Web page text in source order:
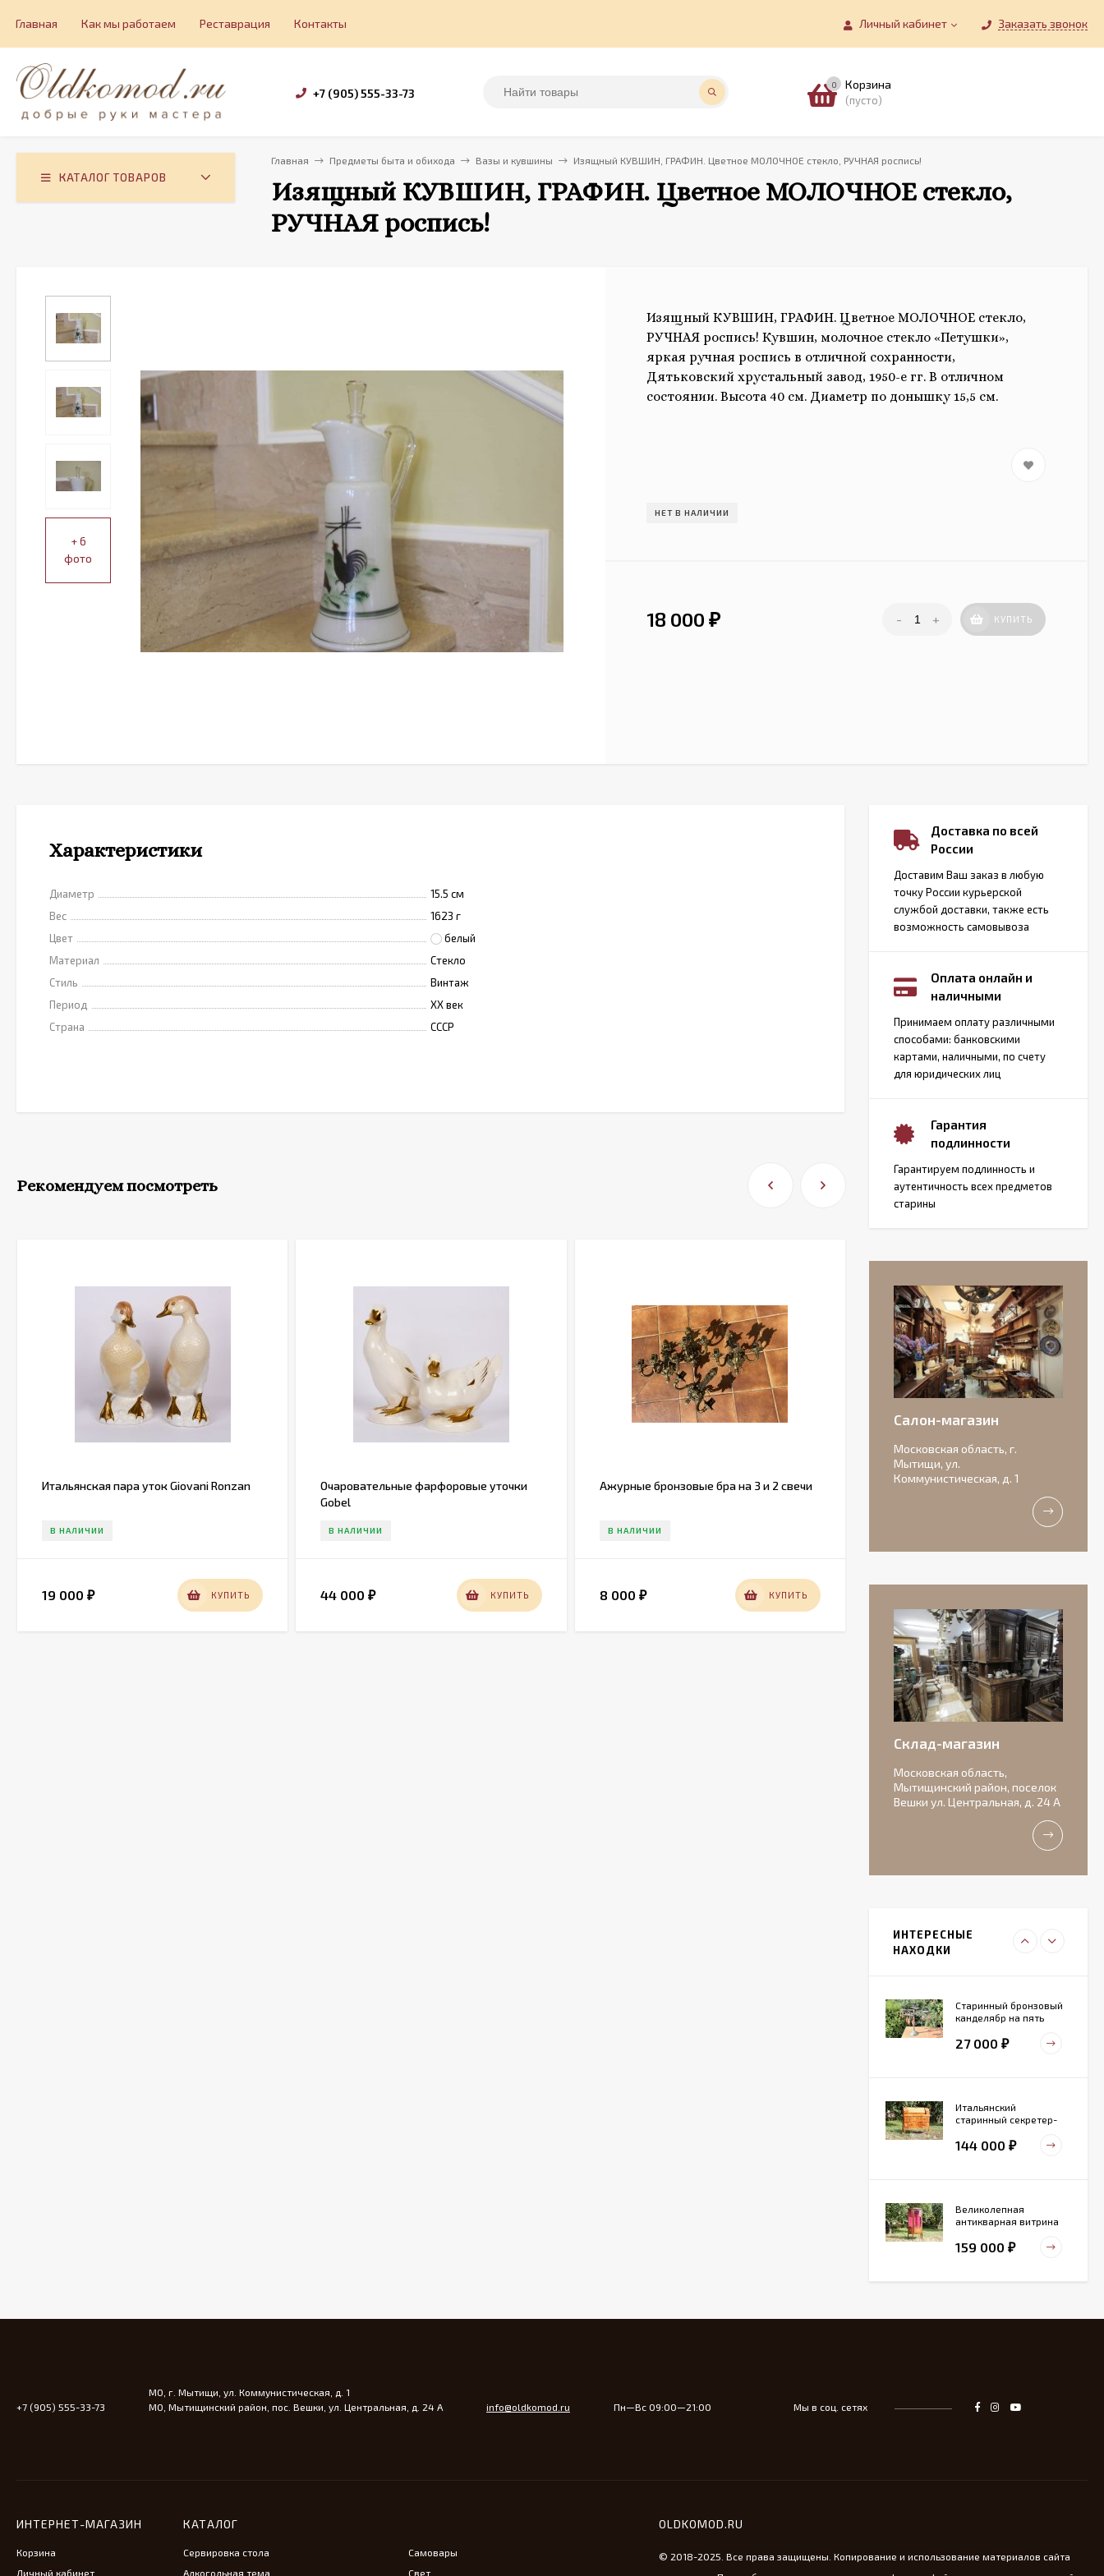
Личный кабинет Заказать звонок
Главная Как мы работаем Реставрация Контакты
+7 (905) 555-33-73
0 Корзина
(пусто)
КАТАЛОГ ТОВАРОВ
Главная Предметы быта и обихода Вазы и кувшины Изящный КУВШИН, ГРАФИН. Цветное МОЛОЧНОЕ стекло, РУЧНАЯ роспись!
Изящный КУВШИН, ГРАФИН. Цветное МОЛОЧНОЕ стекло,
РУЧНАЯ роспись!
+ 6
фото
Изящный КУВШИН, ГРАФИН. Цветное МОЛОЧНОЕ стекло,
РУЧНАЯ роспись!Кувшин, молочное стекло «Петушки»,
яркая ручная роспись в отличной сохранности,
Дятьковский хрустальный завод, 1950-е гг. В отличном
состоянии. Высота 40 см. Диаметр по донышку 15,5 см.
НЕТ В НАЛИЧИИ
18 000₽ - + КУПИТЬ
Характеристики
Диаметр
15.5 см
Вес
1623 г
Цвет
белый
Материал
Стекло
Стиль
Винтаж
Период
XX век
Страна
СССР
Рекомендуем посмотреть
Итальянская пара уток Giovani Ronzan
В НАЛИЧИИ
19 000 ₽ КУПИТЬ
Очаровательные фарфоровые уточки
Gobel
В НАЛИЧИИ
44 000₽ КУПИТЬ
Ажурные бронзовые бра на 3 и 2 свечи
В НАЛИЧИИ
8 000 ₽ КУПИТЬ
Французский набор ножей с
Доставка по всей
России
Доставим Ваш заказ в любую
точку России курьерской
службой доставки, также есть
возможность самовывоза
Оплата онлайн и
наличными
Принимаем оплату различными
способами: банковскими
картами, наличными, по счету
для юридических лиц
Гарантия
подлинности
Гарантируем подлинность и
аутентичность всех предметов
старины
Салон-магазин
Московская область, г.
Мытищи, ул.
Коммунистическая, д. 1
Склад-магазин
Московская область,
Мытищинский район, поселок
Вешки ул. Центральная, д. 24 А
ИНТЕРЕСНЫЕ
НАХОДКИ
Антикварная
бисквитная
композиция с
156 000
Очаровательные
Идеальное состояние.
фарфоровый
светильник
27 000
Старинный бронзовый
канделябр на пять
27 000 ₽
Итальянский
старинный секретер-
144 000 ₽
Великолепная
антикварная витрина
159 000 ₽
Тарелка для
13 800₽
+7 (905) 555-33-73
МО, г. Мытищи, ул. Коммунистическая, д. 1
МО, Мытищинский район, пос. Вешки, ул. Центральная, д. 24 А
info@oldkomod.ru Пн—Вс 09:00—21:00 Мы в соц. сетях
ИНТЕРНЕТ-МАГАЗИН
Корзина
Личный кабинет
КАТАЛОГ
Сервировка стола
Алкогольная тема
Самовары
Свет
OLDKOMOD.RU
© 2018-2025. Все права защищены. Копирование и использование материалов сайта